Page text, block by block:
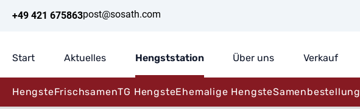
+49 421 675863post@sosath.com
Start Aktuelles Hengststation Über uns Verkauf
HengsteFrischsamenTG HengsteEhemalige HengsteSamenbestellung